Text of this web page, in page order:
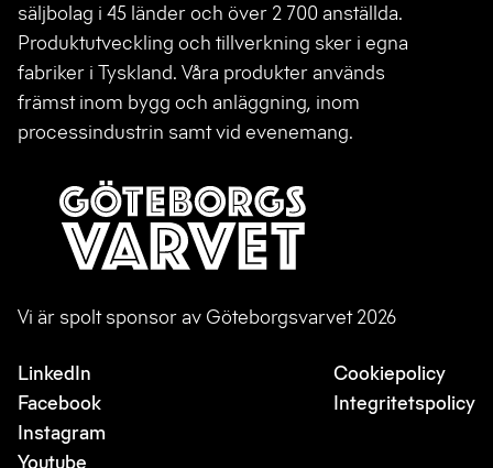
säljbolag i 45 länder och över 2 700 anställda.
Produktutveckling och tillverkning sker i egna
fabriker i Tyskland. Våra produkter används
främst inom bygg och anläggning, inom
processindustrin samt vid evenemang.
Vi är spolt sponsor av Göteborgsvarvet 2026
LinkedIn
Facebook
Instagram
Youtube
Cookiepolicy
Integritetspolicy